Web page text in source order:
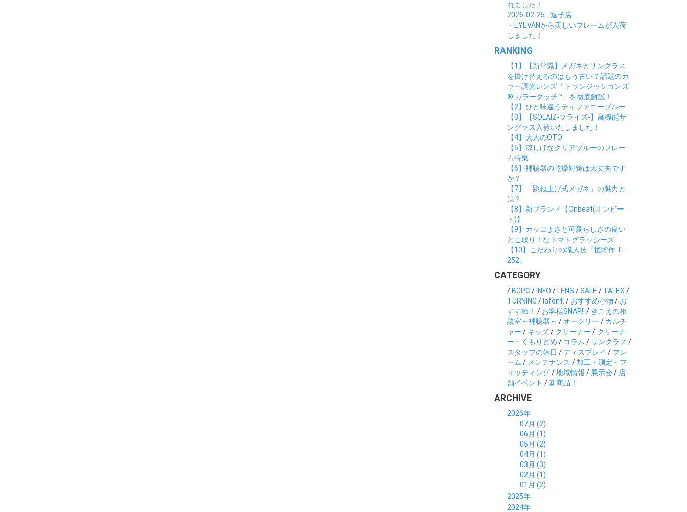
れました！
2026-02-25 - 逗子店
・EYEVANから美しいフレームが入荷
しました！
RANKING
【1】【新常識】メガネとサングラス
を掛け替えるのはもう古い？話題のカ
ラー調光レンズ「トランジッションズ
® カラータッチ™」を徹底解説！
【2】ひと味違うティファニーブルー
【3】【SOLAIZ-ソライズ-】高機能サ
ングラス入荷いたしました！
【4】大人のOTO
【5】涼しげなクリアブルーのフレー
ム特集
【6】補聴器の乾燥対策は大丈夫です
か？
【7】「跳ね上げ式メガネ」の魅力と
は？
【8】新ブランド【Onbeat(オンビー
ト)】
【9】カッコよさと可愛らしさの良い
とこ取り！なトマトグラッシーズ
【10】こだわりの職人技『恒眸作 T-
252』
CATEGORY
/ BCPC/ INFO / LENS /SALE / TALEX /
TURNING / lafont. / おすすめ小物 / お
すすめ！ / お客様SNAP!! / きこえの相
談室～補聴器～ / オークリー / カルチ
ャー / キッズ/ クリーナー / クリーナ
ー・くもりどめ / コラム /サングラス /
スタッフの休日 /ディスプレイ / フレ
ーム / メンテナンス / 加工・測定・フ
ィッティング/地域情報 / 展示会 / 店
舗イベント / 新商品！
ARCHIVE
2026年
07月 (2)
06月 (1)
05月 (2)
04月 (1)
03月 (3)
02月 (1)
01月 (2)
2025年
12月 (2)
2024年